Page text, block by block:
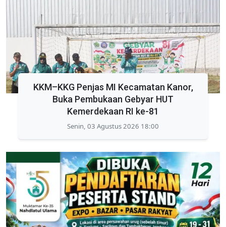
KKM–KKG Penjas MI Kecamatan Kanor,
Buka Pembukaan Gebyar HUT
Kemerdekaan RI ke-81
Senin, 03 Agustus 2026 18:00